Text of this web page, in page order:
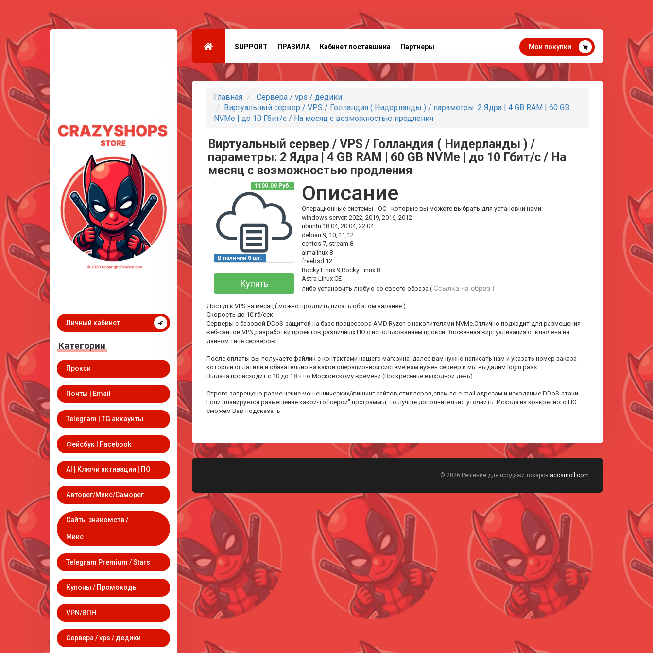
Личный кабинет
Категории
Прокси
Почты | Email
Telegram | TG аккаунты
Фейсбук | Facebook
AI | Ключи активации | ПО
Авторег/Микс/Саморег
Сайты знакомств /
Микс
Telegram Premium / Stars
Купоны / Промокоды
VPN/ВПН
Сервера / vps / дедики
SUPPORT ПРАВИЛА Кабинет поставщика Партнеры Мои покупки
Главная
Сервера / vps / дедики
Виртуальный сервер / VPS / Голландия ( Нидерланды ) / параметры: 2 Ядра | 4 GB RAM | 60 GB
NVMe | до 10 Гбит/с / На месяц с возможностью продления
Виртуальный сервер / VPS / Голландия ( Нидерланды ) /
параметры: 2 Ядра | 4 GB RAM | 60 GB NVMe | до 10 Гбит/с / На
месяц с возможностью продления
В наличии 8 шт.
1100.00 Руб.
Купить
Описание
Операционные системы - ОС - которые вы можете выбрать для установки нами:
windows server: 2022, 2019, 2016, 2012
ubuntu 18.04, 20.04, 22.04
debian 9, 10, 11,12
centos 7, stream 8
almalinux 8
freebsd 12
Rocky Linux 9,Rocky Linux 8
Astra Linux CE
либо установить любую со своего образа ( Ссылка на образ )
Доступ к VPS на месяц ( можно продлить,писать об этом заранее )
Скорость до 10 гб/сек
Серверы с базовой DDoS-защитой на базе процессора AMD Ryzen с накопителями NVMe.Отлично подходит для размещения
веб-сайтов,VPN,разработки проектов,различных ПО с использованием прокси.Вложенная виртуализация отключена на
данном типе серверов.
После оплаты вы получаете файлик с контактами нашего магазина ,далее вам нужно написать нам и указать номер заказа
который оплатили,и обязательно на какой операционной системе вам нужен сервер и мы выдадим login:pass.
Выдача происходит с 10 до 18 ч по Московскому времени (Воскресенье выходной день)
Строго запрещено размещение мошеннических/фишинг сайтов,стиллеров,спам по e-mail адресам и исходящие DDoS-атаки
Если планируется размещение какой-то "серой" программы, то лучше дополнительно уточнить. Исходя из конкретного ПО
сможем Вам подсказать
© 2026 Решение для продажи товаров accsmoll.com
Всего позиций в корзине
Всего товара в корзине
(шт)
Сумма к оплате (без скидок)
Руб.